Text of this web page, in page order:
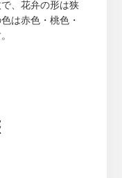
、花弁の形は狭
は赤色・桃色・